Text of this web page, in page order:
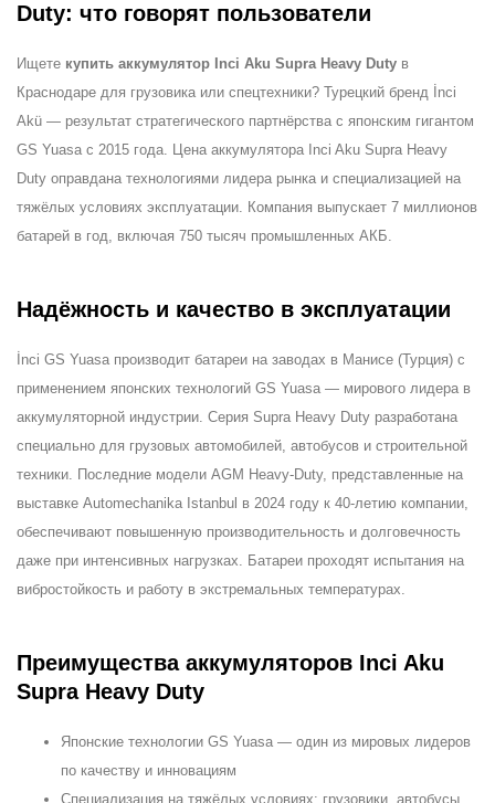
Duty: что говорят пользователи
Ищете купить аккумулятор Inci Aku Supra Heavy Duty в
Краснодаре для грузовика или спецтехники? Турецкий бренд İnci
Akü — результат стратегического партнёрства с японским гигантом
GS Yuasa с 2015 года. Цена аккумулятора Inci Aku Supra Heavy
Duty оправдана технологиями лидера рынка и специализацией на
тяжёлых условиях эксплуатации. Компания выпускает 7 миллионов
батарей в год, включая 750 тысяч промышленных АКБ.
Надёжность и качество в эксплуатации
İnci GS Yuasa производит батареи на заводах в Манисе (Турция) с
применением японских технологий GS Yuasa — мирового лидера в
аккумуляторной индустрии. Серия Supra Heavy Duty разработана
специально для грузовых автомобилей, автобусов и строительной
техники. Последние модели AGM Heavy-Duty, представленные на
выставке Automechanika Istanbul в 2024 году к 40-летию компании,
обеспечивают повышенную производительность и долговечность
даже при интенсивных нагрузках. Батареи проходят испытания на
вибростойкость и работу в экстремальных температурах.
Преимущества аккумуляторов Inci Aku
Supra Heavy Duty
Японские технологии GS Yuasa — один из мировых лидеров
по качеству и инновациям
Специализация на тяжёлых условиях: грузовики, автобусы,